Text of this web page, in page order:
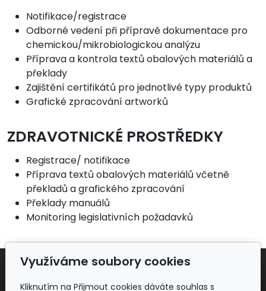
Notifikace/registrace
Odborné vedení při přípravě dokumentace pro
chemickou/mikrobiologickou analýzu
Příprava a kontrola textů obalových materiálů a
překlady
Zajištění certifikátů pro jednotlivé typy produktů
Grafické zpracování artworků
ZDRAVOTNICKÉ PROSTŘEDKY
Registrace/ notifikace
Příprava textů obalových materiálů včetně
překladů a grafického zpracování
Překlady manuálů
Monitoring legislativních požadavků
Využíváme soubory cookies
Kliknutím na Přijmout cookies dáváte souhlas s